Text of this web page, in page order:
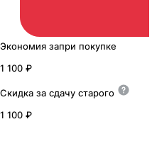
Экономия запри покупке
1 100 ₽
Скидка за сдачу старого
1 100 ₽